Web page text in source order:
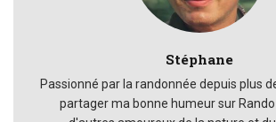
Stéphane
Passionné par la randonnée depuis plus
partager ma bonne humeur sur